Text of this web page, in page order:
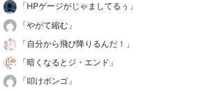
「HPゲージがじゃましてるぅ 」
「やがて縮む 」
「自分から飛び降りるんだ！ 」
「暗くなるとジ・エンド 」
「叩けボンゴ 」